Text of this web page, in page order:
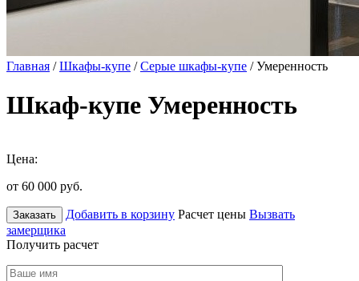
Главная /Шкафы-купе /Серые шкафы-купе / Умеренность
Шкаф-купе Умеренность
Цена:
от 60 000 руб.
Заказать Добавить в корзину Расчет цены Вызвать
замерщика
Получить расчет